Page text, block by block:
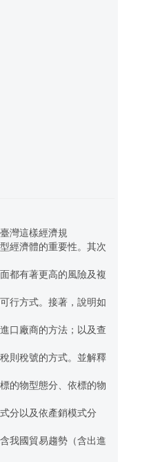
灣這樣經濟規
經濟體的重要性。其次
都有著更高的風險及複
行方式。接著，說明如
口廠商的方法；以及查
則稅號的方式。並解釋
的物型態分、依標的物
分以及依產銷模式分
我國貿易趨勢（含出進